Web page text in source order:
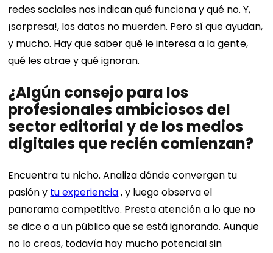
redes sociales nos indican qué funciona y qué no. Y,
¡sorpresa!, los datos no muerden. Pero sí que ayudan,
y mucho. Hay que saber qué le interesa a la gente,
qué les atrae y qué ignoran.
¿Algún consejo para los
profesionales ambiciosos del
sector editorial y de los medios
digitales que recién comienzan?
Encuentra tu nicho. Analiza dónde convergen tu
pasión y tu experiencia, y luego observa el
panorama competitivo. Presta atención a lo que no
se dice o a un público que se está ignorando. Aunque
no lo creas, todavía hay mucho potencial sin